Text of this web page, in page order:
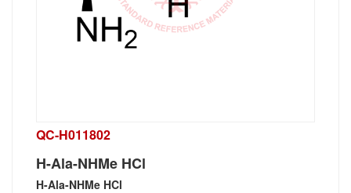
QC-H011802
H-Ala-NHMe HCl
H-Ala-NHMe HCl